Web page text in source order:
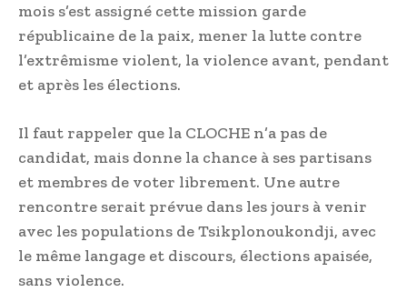
mois s’est assigné cette mission garde
républicaine de la paix, mener la lutte contre
l’extrêmisme violent, la violence avant, pendant
et après les élections.
Il faut rappeler que la CLOCHE n’a pas de
candidat, mais donne la chance à ses partisans
et membres de voter librement. Une autre
rencontre serait prévue dans les jours à venir
avec les populations de Tsikplonoukondji, avec
le même langage et discours, élections apaisée,
sans violence.